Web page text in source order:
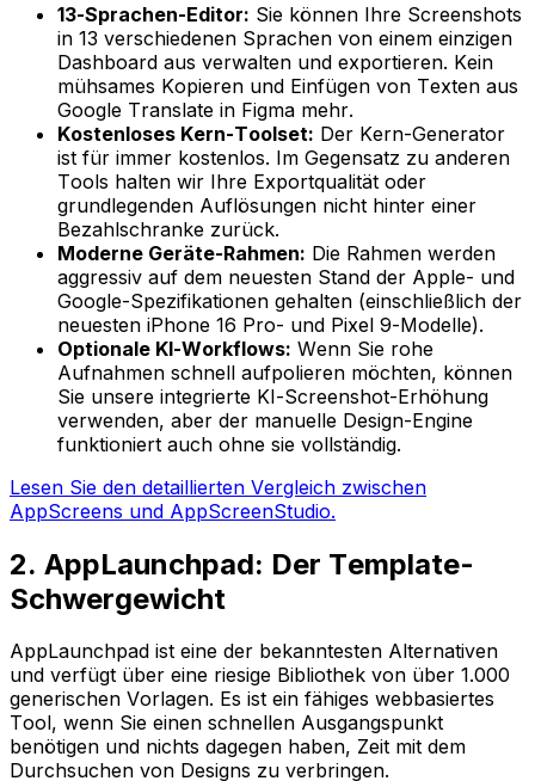
13-Sprachen-Editor: Sie können Ihre Screenshots
in 13 verschiedenen Sprachen von einem einzigen
Dashboard aus verwalten und exportieren. Kein
mühsames Kopieren und Einfügen von Texten aus
Google Translate in Figma mehr.
Kostenloses Kern-Toolset: Der Kern-Generator
ist für immer kostenlos. Im Gegensatz zu anderen
Tools halten wir Ihre Exportqualität oder
grundlegenden Auflösungen nicht hinter einer
Bezahlschranke zurück.
Moderne Geräte-Rahmen: Die Rahmen werden
aggressiv auf dem neuesten Stand der Apple- und
Google-Spezifikationen gehalten (einschließlich der
neuesten iPhone 16 Pro- und Pixel 9-Modelle).
Optionale KI-Workflows: Wenn Sie rohe
Aufnahmen schnell aufpolieren möchten, können
Sie unsere integrierte KI-Screenshot-Erhöhung
verwenden, aber der manuelle Design-Engine
funktioniert auch ohne sie vollständig.
Lesen Sie den detaillierten Vergleich zwischen
AppScreens und AppScreenStudio.
2. AppLaunchpad: Der Template-
Schwergewicht
AppLaunchpad ist eine der bekanntesten Alternativen
und verfügt über eine riesige Bibliothek von über 1.000
generischen Vorlagen. Es ist ein fähiges webbasiertes
Tool, wenn Sie einen schnellen Ausgangspunkt
benötigen und nichts dagegen haben, Zeit mit dem
Durchsuchen von Designs zu verbringen.